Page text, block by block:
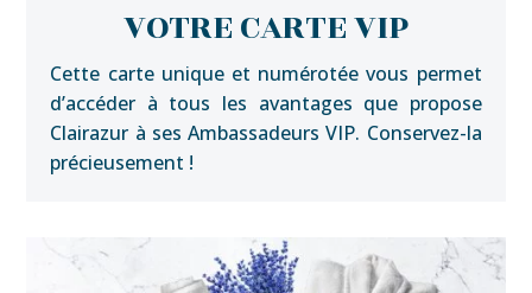
VOTRE CARTE VIP
Cette carte unique et numérotée vous permet
d’accéder à tous les avantages que propose
Clairazur à ses Ambassadeurs VIP. Conservez-la
précieusement !